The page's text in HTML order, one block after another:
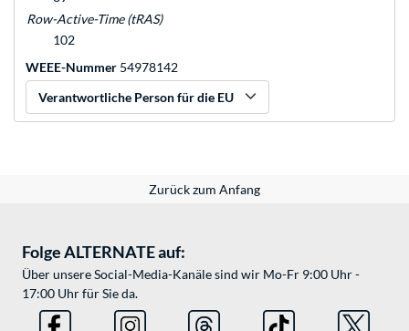
Row-Active-Time (tRAS)
102
WEEE-Nummer 54978142
Verantwortliche Person für die EU
Zurück zum Anfang
Folge ALTERNATE auf:
Über unsere Social-Media-Kanäle sind wir Mo-Fr 9:00 Uhr -
17:00 Uhr für Sie da.